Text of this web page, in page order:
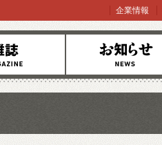
お知らせ
企業情報